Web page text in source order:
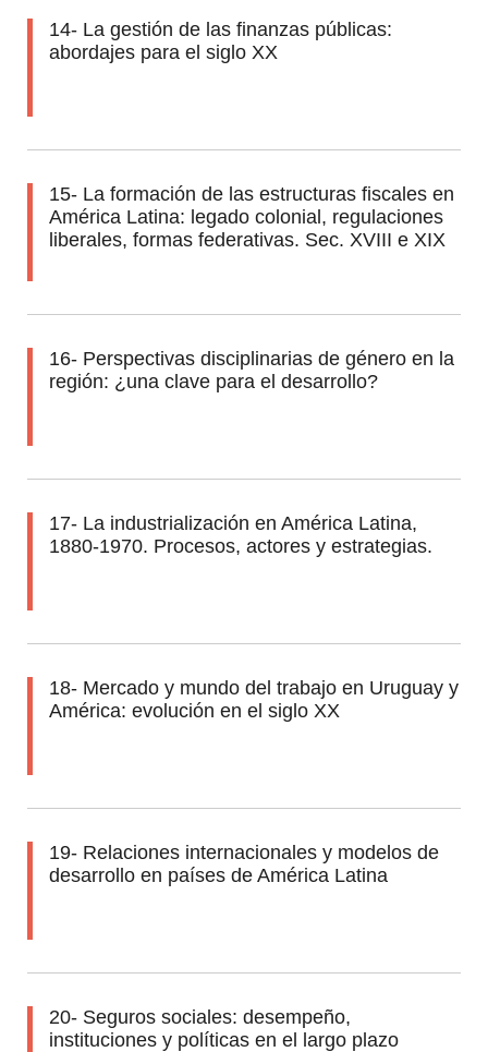
14- La gestión de las finanzas públicas:
abordajes para el siglo XX
15- La formación de las estructuras fiscales en
América Latina: legado colonial, regulaciones
liberales, formas federativas. Sec. XVIII e XIX
16- Perspectivas disciplinarias de género en la
región: ¿una clave para el desarrollo?
17- La industrialización en América Latina,
1880-1970. Procesos, actores y estrategias.
18- Mercado y mundo del trabajo en Uruguay y
América: evolución en el siglo XX
19- Relaciones internacionales y modelos de
desarrollo en países de América Latina
20- Seguros sociales: desempeño,
instituciones y políticas en el largo plazo